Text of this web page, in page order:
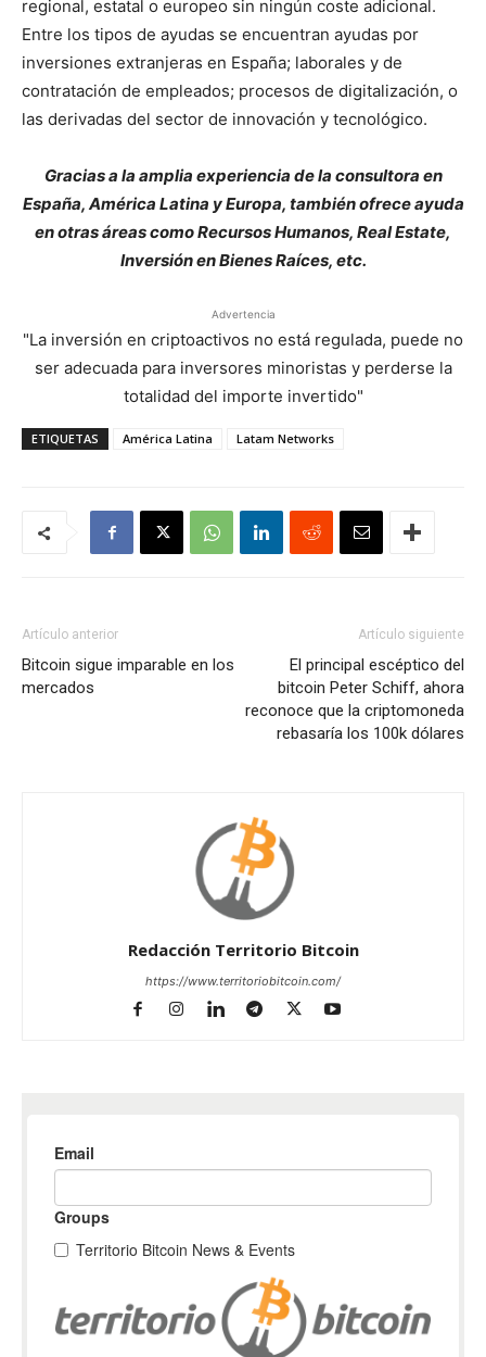
regional, estatal o europeo sin ningún coste adicional.
Entre los tipos de ayudas se encuentran ayudas por
inversiones extranjeras en España; laborales y de
contratación de empleados; procesos de digitalización, o
las derivadas del sector de innovación y tecnológico.
Gracias a la amplia experiencia de la consultora en
España, América Latina y Europa, también ofrece ayuda
en otras áreas como Recursos Humanos, Real Estate,
Inversión en Bienes Raíces, etc.
Advertencia
"La inversión en criptoactivos no está regulada, puede no
ser adecuada para inversores minoristas y perderse la
totalidad del importe invertido"
ETIQUETAS América Latina Latam Networks
Artículo anterior
Bitcoin sigue imparable en los
mercados
Artículo siguiente
El principal escéptico del
bitcoin Peter Schiff, ahora
reconoce que la criptomoneda
rebasaría los 100k dólares
Redacción Territorio Bitcoin
https://www.territoriobitcoin.com/